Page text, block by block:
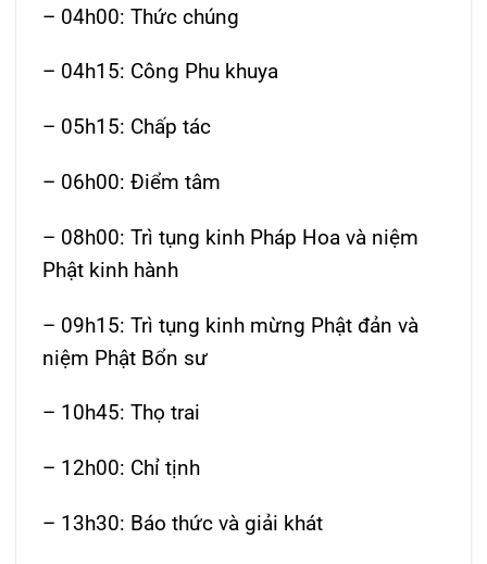
– 04h00: Thức chúng
– 04h15: Công Phu khuya
– 05h15: Chấp tác
– 06h00: Điểm tâm
– 08h00: Trì tụng kinh Pháp Hoa và niệm
Phật kinh hành
– 09h15: Trì tụng kinh mừng Phật đản và
niệm Phật Bổn sư
– 10h45: Thọ trai
– 12h00: Chỉ tịnh
– 13h30: Báo thức và giải khát